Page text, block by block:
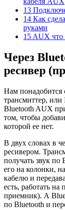
13
14 Как
руками
15 AUX что
Через
ресивер
Нам понадобится
трансмиттер,
Bluetooth AUX
том, чтобы
которой ее нет.
В двух словах в
ресивером.
получать звук по
его на колонки,
кабелю и
есть, работать
приемник). А
по Bluetooth и